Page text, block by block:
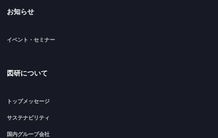
お知らせ
イベント・セミナー
図研について
トップメッセージ
サステナビリティ
国内グループ会社